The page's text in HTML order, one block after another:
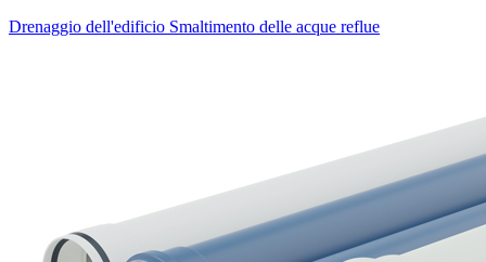
Drenaggio dell'edificio Smaltimento delle acque reflue